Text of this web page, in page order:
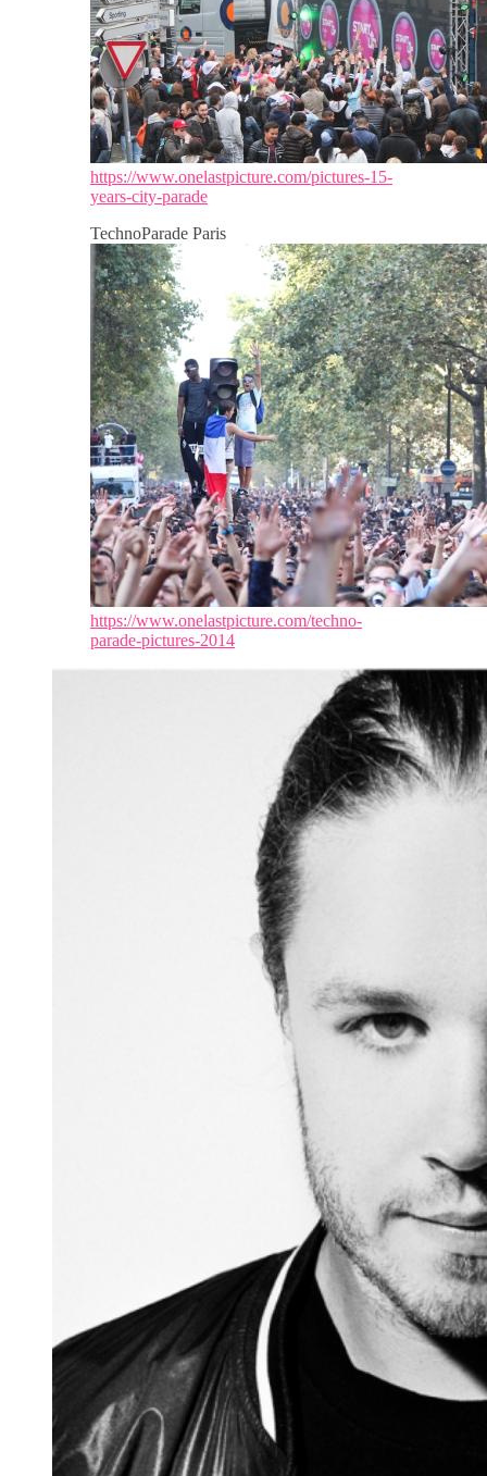
https://www.onelastpicture.com/pictures-15-
years-city-parade
TechnoParade Paris
https://www.onelastpicture.com/techno-
parade-pictures-2014